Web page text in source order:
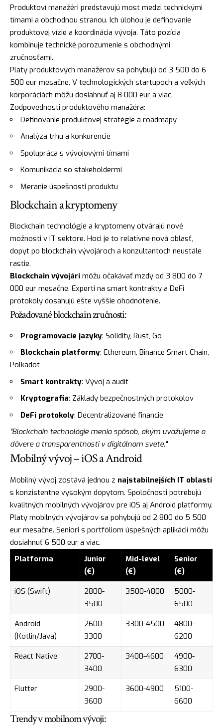
Produktoví manažéri predstavujú most medzi technickými
tímami a obchodnou stranou. Ich úlohou je definovanie
produktovej vízie a koordinácia vývoja. Táto pozícia
kombinuje technické porozumenie s obchodnými
zručnosťami.
Platy produktových manažérov sa pohybujú od 3 500 do 6
500 eur mesačne. V technologických startupoch a veľkých
korporáciách môžu dosiahnuť aj 8 000 eur a viac.
Zodpovednosti produktového manažéra:
Definovanie produktovej stratégie a roadmapy
Analýza trhu a konkurencie
Spolupráca s vývojovými tímami
Komunikácia so stakeholdermi
Meranie úspešnosti produktu
Blockchain a kryptomeny
Blockchain technológie a kryptomeny otvárajú nové
možnosti v IT sektore. Hoci je to relatívne nová oblasť,
dopyt po blockchain vývojároch a konzultantoch neustále
rastie.
Blockchain vývojári môžu očakávať mzdy od 3 800 do 7
000 eur mesačne. Experti na smart kontrakty a DeFi
protokoly dosahujú ešte vyššie ohodnotenie.
Požadované blockchain zručnosti:
Programovacie jazyky: Solidity, Rust, Go
Blockchain platformy: Ethereum, Binance Smart Chain,
Polkadot
Smart kontrakty: Vývoj a audit
Kryptografia: Základy bezpečnostných protokolov
DeFi protokoly: Decentralizované financie
"Blockchain technológie menia spôsob, akým uvažujeme o
dôvere a transparentnosti v digitálnom svete."
Mobilný vývoj – iOS a Android
Mobilný vývoj zostává jednou z najstabilnejších IT oblastí
s konzistentne vysokým dopytom. Spoločnosti potrebujú
kvalitných mobilných vývojárov pre iOS aj Android platformy.
Platy mobilných vývojárov sa pohybujú od 2 800 do 5 500
eur mesačne. Seniori s portfóliom úspešných aplikácií môžu
dosiahnuť 6 500 eur a viac.
Platforma
Junior
(€)
Mid-level
(€)
Senior
(€)
iOS (Swift)
2800-
3500
3500-4800
5000-
6500
Android
(Kotlin/Java)
2600-
3300
3300-4500
4800-
6200
React Native
2700-
3400
3400-4600
4900-
6300
Flutter
2900-
3600
3600-4900
5100-
6600
Trendy v mobilnom vývoji: